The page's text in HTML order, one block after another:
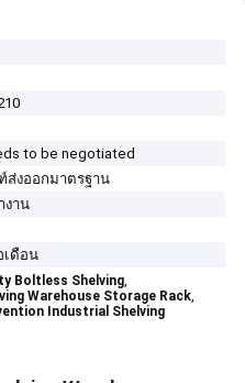
to be negotiated
งออกมาตรฐาน
งาน
เดือน
Boltless Shelving,
Warehouse Storage Rack,
Industrial Shelving